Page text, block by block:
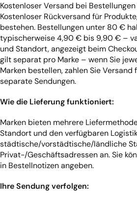
Kostenloser Versand bei
Kostenloser Rückversand für
bestehen. Bestellungen unter 80 €
typischerweise 4,90 € bis 9,90 € –
und Standort, angezeigt beim
gilt separat pro Marke – wenn Sie
Marken bestellen, zahlen Sie Versand
separate Sendungen.
Wie die Lieferung funktioniert:
Marken bieten mehrere
Standort und den verfügbaren
städtische/vorstädtische/ländliche
Privat-/Geschäftsadressen an. Sie
in Bestellnotizen angeben.
Ihre Sendung verfolgen: